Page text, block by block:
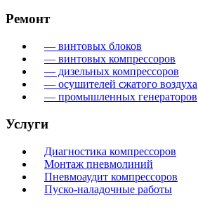
Ремонт
— винтовых блоков
— винтовых компрессоров
— дизельных компрессоров
— осушителей сжатого воздуха
— промышленных генераторов
Услуги
Диагностика компрессоров
Монтаж пневмолиний
Пневмоаудит компрессоров
Пуско-наладочные работы